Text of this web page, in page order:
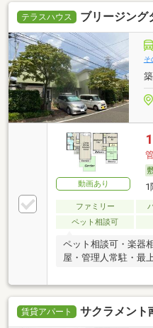
テラスハウス ブリージング
そ
動画あり
1
ファミリー
ペット相談可
ペット相談可・楽器
屋・管理人常駐・最
賃貸アパート サクラメント